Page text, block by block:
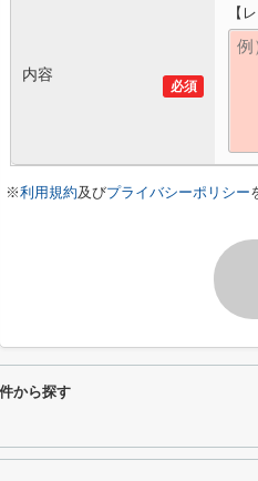
必須
内容
【
※利用規約及びプライバシーポリシー
から探す